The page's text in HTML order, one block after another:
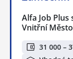
Alfa Job Plus
Vnitřní
31 000 –